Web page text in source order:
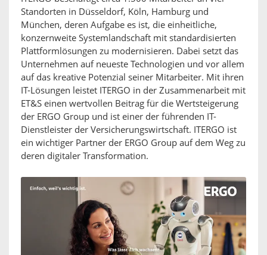
Standorten in Düsseldorf, Köln, Hamburg und
München, deren Aufgabe es ist, die einheitliche,
konzernweite Systemlandschaft mit standardisierten
Plattformlösungen zu modernisieren. Dabei setzt das
Unternehmen auf neueste Technologien und vor allem
auf das kreative Potenzial seiner Mitarbeiter. Mit ihren
IT-Lösungen leistet ITERGO in der Zusammenarbeit mit
ET&S einen wertvollen Beitrag für die Wertsteigerung
der ERGO Group und ist einer der führenden IT-
Dienstleister der Versicherungswirtschaft. ITERGO ist
ein wichtiger Partner der ERGO Group auf dem Weg zu
deren digitaler Transformation.